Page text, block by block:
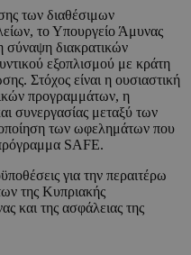
των διαθέσιμων
το Υπουργείο Άμυνας
σύναψη διακρατικών
εξοπλισμού με κράτη
Στόχος είναι η ουσιαστική
προγραμμάτων, η
συνεργασίας μεταξύ των
των ωφελημάτων που
SAFE.
για την περαιτέρω
της Κυπριακής
και της ασφάλειας της